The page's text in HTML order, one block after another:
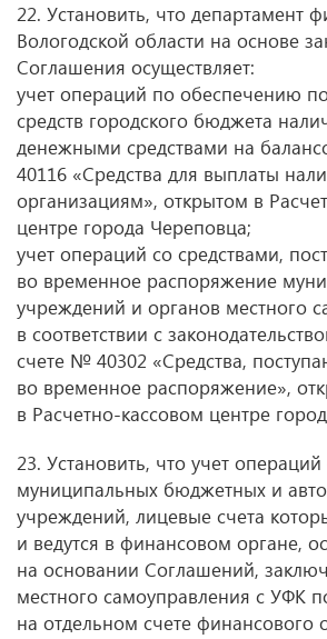
22. Установить, что департамент
Вологодской области на основе
Соглашения осуществляет:
учет операций по обеспечению
средств городского бюджета
денежными средствами на
40116 «Средства для выплаты
организациям», открытом в
центре города Череповца;
учет операций со средствами,
во временное распоряжение
учреждений и органов местного
в соответствии с
счете № 40302 «Средства,
во временное распоряжение»,
в Расчетно-кассовом центре
23. Установить, что учет
муниципальных бюджетных и
учреждений, лицевые счета
и ведутся в финансовом органе,
на основании Соглашений,
местного самоуправления с УФК
на отдельном счете финансового